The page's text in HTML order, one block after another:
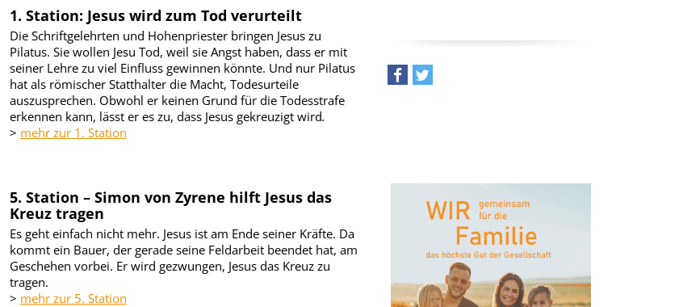
1. Station: Jesus wird zum Tod verurteilt
Die Schriftgelehrten und Hohenpriester bringen Jesus zu
Pilatus. Sie wollen Jesu Tod, weil sie Angst haben, dass er mit
seiner Lehre zu viel Einfluss gewinnen könnte. Und nur Pilatus
hat als römischer Statthalter die Macht, Todesurteile
auszusprechen. Obwohl er keinen Grund für die Todesstrafe
erkennen kann, lässt er es zu, dass Jesus gekreuzigt wird.
> mehr zur 1. Station
5. Station – Simon von Zyrene hilft Jesus das
Kreuz tragen
Es geht einfach nicht mehr. Jesus ist am Ende seiner Kräfte. Da
kommt ein Bauer, der gerade seine Feldarbeit beendet hat, am
Geschehen vorbei. Er wird gezwungen, Jesus das Kreuz zu
tragen.
> mehr zur 5. Station